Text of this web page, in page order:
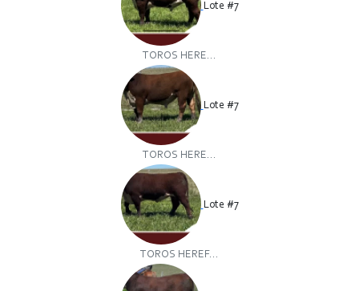
Lote #7
TOROS HERE...
Lote #7
TOROS HERE...
Lote #7
TOROS HEREF...